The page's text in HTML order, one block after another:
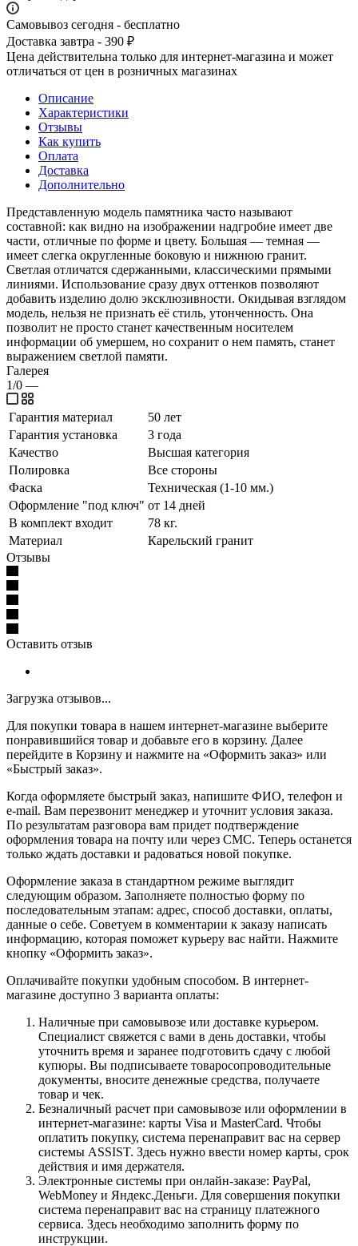
Самовывоз сегодня - бесплатно
Доставка завтра - 390 ₽
Цена действительна только для интернет-магазина и может
отличаться от цен в розничных магазинах
Описание
Характеристики
Отзывы
Как купить
Оплата
Доставка
Дополнительно
Представленную модель памятника часто называют
составной: как видно на изображении надгробие имеет две
части, отличные по форме и цвету. Большая — темная —
имеет слегка округленные боковую и нижнюю гранит.
Светлая отличатся сдержанными, классическими прямыми
линиями. Использование сразу двух оттенков позволяют
добавить изделию долю эксклюзивности. Окидывая взглядом
модель, нельзя не признать её стиль, утонченность. Она
позволит не просто станет качественным носителем
информации об умершем, но сохранит о нем память, станет
выражением светлой памяти.
Галерея
1/0 —
Гарантия материал
50 лет
Гарантия установка
3 года
Качество
Высшая категория
Полировка
Все стороны
Фаска
Техническая (1-10 мм.)
Оформление "под ключ" от 14 дней
В комплект входит
78 кг.
Материал
Карельский гранит
Отзывы
Оставить отзыв
Загрузка отзывов...
Для покупки товара в нашем интернет-магазине выберите
понравившийся товар и добавьте его в корзину. Далее
перейдите в Корзину и нажмите на «Оформить заказ» или
«Быстрый заказ».
Когда оформляете быстрый заказ, напишите ФИО, телефон и
e-mail. Вам перезвонит менеджер и уточнит условия заказа.
По результатам разговора вам придет подтверждение
оформления товара на почту или через СМС. Теперь останется
только ждать доставки и радоваться новой покупке.
Оформление заказа в стандартном режиме выглядит
следующим образом. Заполняете полностью форму по
последовательным этапам: адрес, способ доставки, оплаты,
данные о себе. Советуем в комментарии к заказу написать
информацию, которая поможет курьеру вас найти. Нажмите
кнопку «Оформить заказ».
Оплачивайте покупки удобным способом. В интернет-
магазине доступно 3 варианта оплаты:
Наличные при самовывозе или доставке курьером.
Специалист свяжется с вами в день доставки, чтобы
уточнить время и заранее подготовить сдачу с любой
купюры. Вы подписываете товаросопроводительные
документы, вносите денежные средства, получаете
товар и чек.
Безналичный расчет при самовывозе или оформлении в
интернет-магазине: карты Visa и MasterCard. Чтобы
оплатить покупку, система перенаправит вас на сервер
системы ASSIST. Здесь нужно ввести номер карты, срок
действия и имя держателя.
Электронные системы при онлайн-заказе: PayPal,
WebMoney и Яндекс.Деньги. Для совершения покупки
система перенаправит вас на страницу платежного
сервиса. Здесь необходимо заполнить форму по
инструкции.